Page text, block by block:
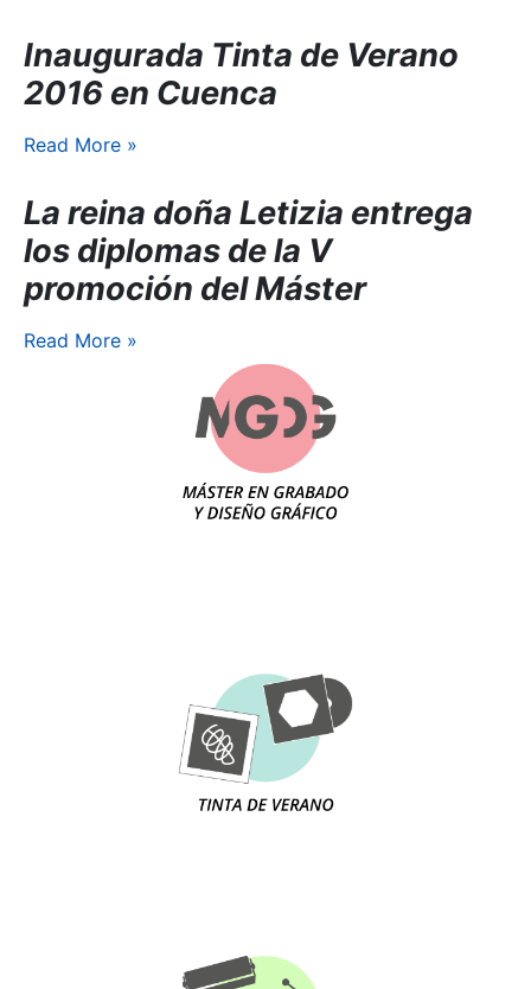
Inaugurada Tinta de Verano
2016 en Cuenca
Read More »
La reina doña Letizia entrega
los diplomas de la V
promoción del Máster
Read More »